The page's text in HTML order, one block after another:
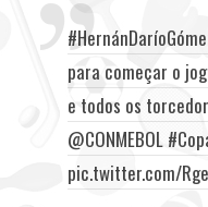
para começar o
e todos os
@CONMEBOL
pic.twitter.com/